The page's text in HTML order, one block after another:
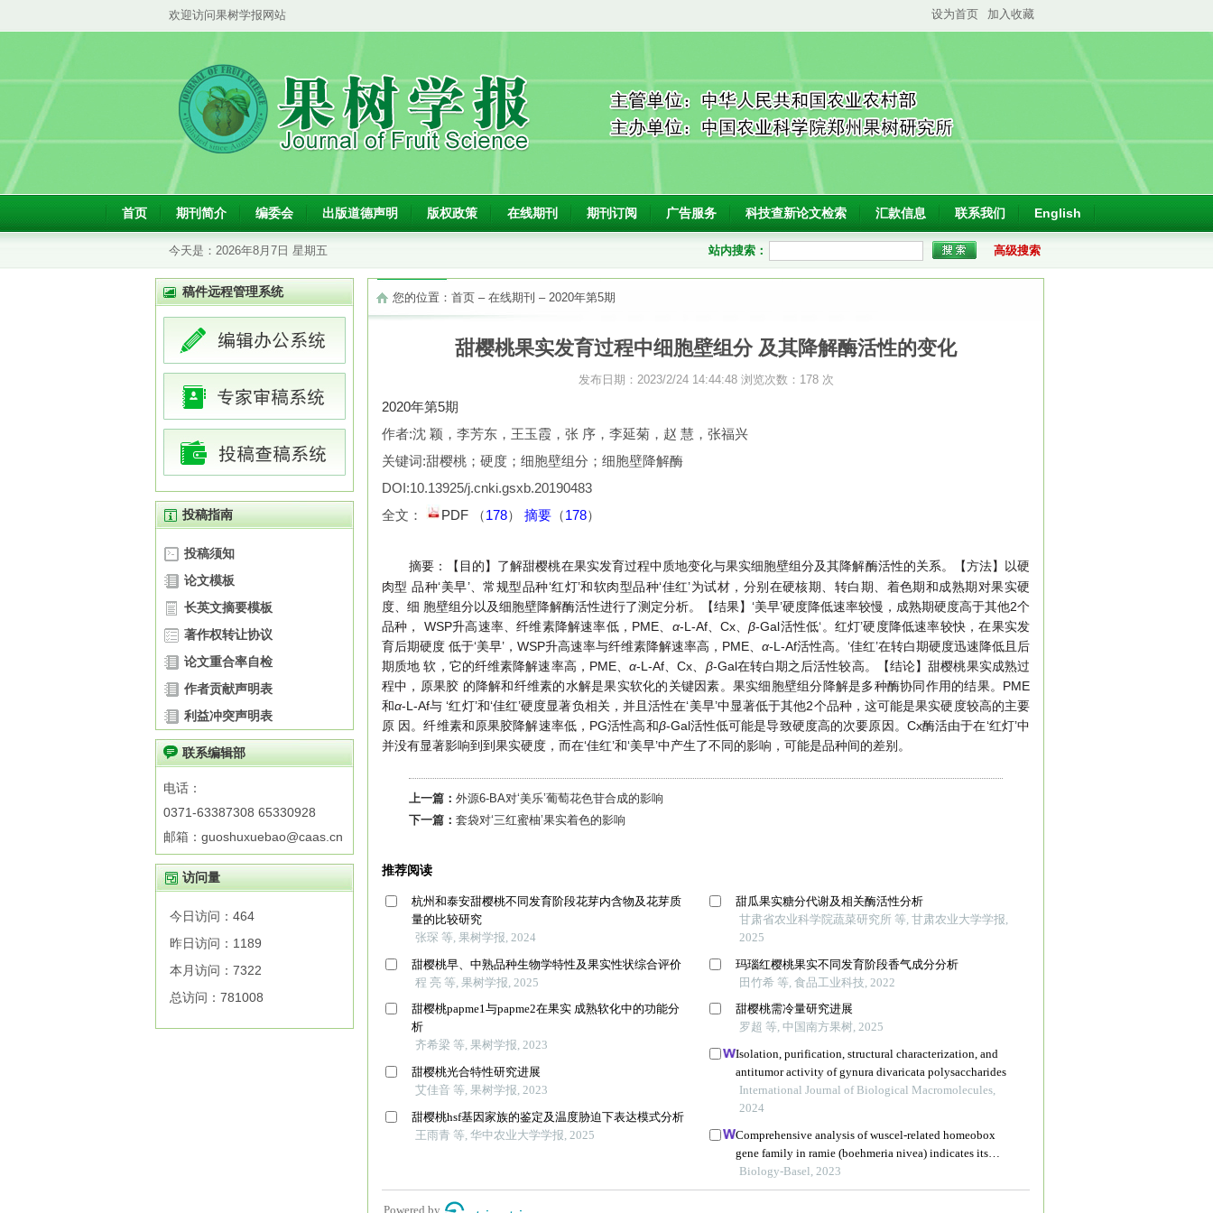
欢迎访问果树学报网站 设为首页 加入收藏
首页 期刊简介 编委会 出版道德声明 版权政策 在线期刊 期刊订阅 广告服务 科技查新论文检索 汇款信息 联系我们 English
今天是： 2026年8月7日 星期五 站内搜索： 高级搜索
稿件远程管理系统
投稿指南
投稿须知
论文模板
长英文摘要模板
著作权转让协议
论文重合率自检
作者贡献声明表
利益冲突声明表
联系编辑部
电话：
0371-63387308 65330928
邮箱：guoshuxuebao@caas.cn
访问量
今日访问： 464
昨日访问： 1189
本月访问： 7322
总访问： 781008
您的位置： 首页 – 在线期刊 – 2020年第5期
甜樱桃果实发育过程中细胞壁组分 及其降解酶活性的变化
发布日期：2023/2/24 14:44:48 浏览次数： 178 次
2020年第5期
作者:沈 颖，李芳东，王玉霞，张 序，李延菊，赵 慧，张福兴
关键词:甜樱桃；硬度；细胞壁组分；细胞壁降解酶
DOI:10.13925/j.cnki.gsxb.20190483
全文：
PDF （178） 摘要 （178）
摘要 ：
【目的】了解甜樱桃在果实发育过程中质地变化与果实细胞壁组分及其降解酶活性的关系。【方法】以硬
肉型 品种‘美早’、常规型品种‘红灯’和软肉型品种‘佳红’为试材，分别在硬核期、转白期、着色期和成熟期对果实硬
度、细 胞壁组分以及细胞壁降解酶活性进行了测定分析。【结果】‘美早’硬度降低速率较慢，成熟期硬度高于其他2个
品种， WSP升高速率、纤维素降解速率低，PME、 α-L-Af、Cx、β-Gal活性低‘。红灯’硬度降低速率较快，在果实发
育后期硬度 低于‘美早’，WSP升高速率与纤维素降解速率高，PME、 α-L-Af活性高。‘佳红’在转白期硬度迅速降低且后
期质地 软，它的纤维素降解速率高，PME、α-L-Af、Cx、 β-Gal在转白期之后活性较高。【结论】甜樱桃果实成熟过
程中，原果胶 的降解和纤维素的水解是果实软化的关键因素。果实细胞壁组分降解是多种酶协同作用的结果。PME
和α-L-Af与 ‘红灯’和‘佳红’硬度显著负相关，并且活性在‘美早’中显著低于其他2个品种，这可能是果实硬度较高的主要
原 因。纤维素和原果胶降解速率低，PG活性高和β-Gal活性低可能是导致硬度高的次要原因。Cx酶活由于在‘红灯’中
并没有显著影响到到果实硬度，而在‘佳红’和‘美早’中产生了不同的影响，可能是品种间的差别。
上一篇： 外源6-BA对‘美乐’葡萄花色苷合成的影响
下一篇： 套袋对‘三红蜜柚’果实着色的影响